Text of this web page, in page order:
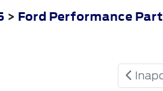
> Ford Performance